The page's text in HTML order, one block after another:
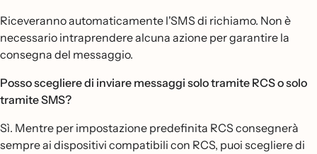
Riceveranno automaticamente l'SMS di richiamo. Non è
necessario intraprendere alcuna azione per garantire la
consegna del messaggio.
Posso scegliere di inviare messaggi solo tramite RCS o solo
tramite SMS?
Sì. Mentre per impostazione predefinita RCS consegnerà
sempre ai dispositivi compatibili con RCS, puoi scegliere di